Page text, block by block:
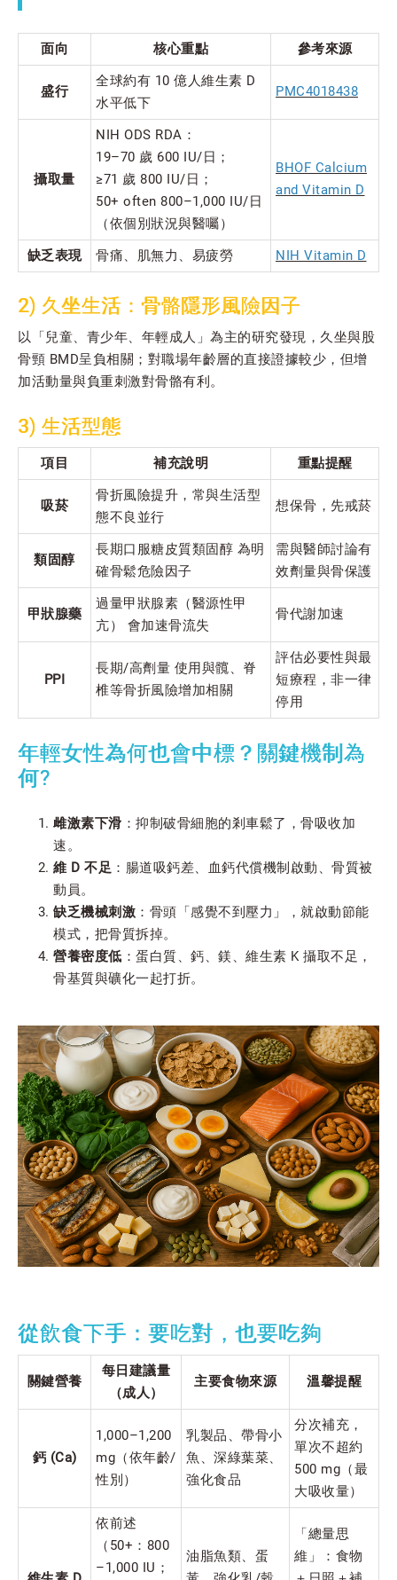
面向 核心重點 參考來源
盛行
全球約有 10 億人維生素 D
水平低下
PMC4018438
攝取量
NIH ODS RDA：
19–70 歲 600 IU/日；
≥71 歲 800 IU/日；
50+ often 800–1,000 IU/日
（依個別狀況與醫囑）
BHOF Calcium
and Vitamin D
缺乏表現 骨痛、肌無力、易疲勞 NIH Vitamin D
2) 久坐生活：骨骼隱形風險因子
以「兒童、青少年、年輕成人」為主的研究發現，久坐與股
骨頸 BMD呈負相關；對職場年齡層的直接證據較少，但增
加活動量與負重刺激對骨骼有利。
3) 生活型態
項目 補充說明 重點提醒
吸菸
骨折風險提升，常與生活型
態不良並行
想保骨，先戒菸
類固醇
長期口服糖皮質類固醇 為明
確骨鬆危險因子
需與醫師討論有
效劑量與骨保護
甲狀腺藥
過量甲狀腺素（醫源性甲
亢） 會加速骨流失
骨代謝加速
PPI
長期/高劑量 使用與髖、脊
椎等骨折風險增加相關
評估必要性與最
短療程，非一律
停用
年輕女性為何也會中標？關鍵機制為
何?
雌激素下滑 ：抑制破骨細胞的剎車鬆了，骨吸收加
速。
維 D 不足 ：腸道吸鈣差、血鈣代償機制啟動、骨質被
動員。
缺乏機械刺激 ：骨頭「感覺不到壓力」，就啟動節能
模式，把骨質拆掉。
營養密度低 ：蛋白質、鈣、鎂、維生素 K 攝取不足，
骨基質與礦化一起打折。
從飲食下手：要吃對，也要吃夠
關鍵營養
每日建議量
（成人）
主要食物來源 溫馨提醒
鈣 (Ca)
1,000–1,200
mg（依年齡/
性別）
乳製品、帶骨小
魚、深綠葉菜、
強化食品
分次補充，
單次不超約
500 mg（最
大吸收量）
依前述
（50+：800
–1,000 IU；
油脂魚類、蛋
「總量思
維」：食物